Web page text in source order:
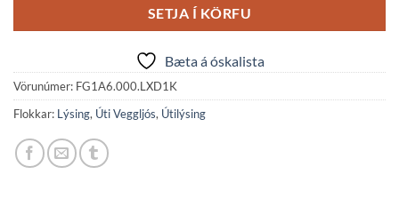
SETJA Í KÖRFU
Bæta á óskalista
Vörunúmer: FG1A6.000.LXD1K
Flokkar: Lýsing, Úti Veggljós, Útilýsing